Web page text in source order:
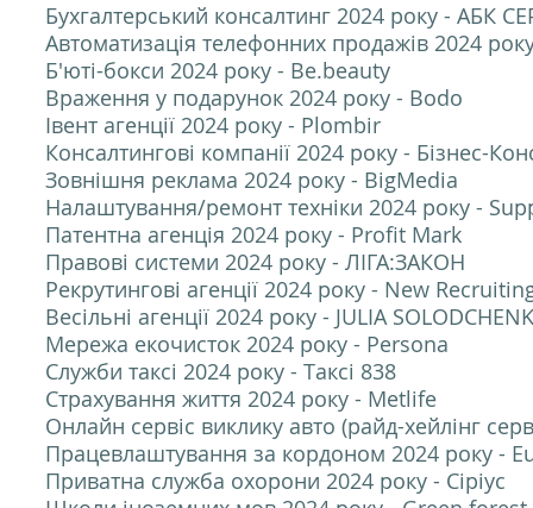
Бухгалтерський консалтинг 2024 року - АБК
Автоматизація телефонних продажів 2024
Б'юті-бокси 2024 року - Be.beauty
Враження у подарунок 2024 року - Bodo
Івент агенції 2024 року - Plombir
Консалтингові компанії 2024 року - Бізнес-
Зовнішня реклама 2024 року - BigMedia
Налаштування/ремонт техніки 2024 року -
Патентна агенція 2024 року - Profit Mark
Правові системи 2024 року - ЛІГА:ЗАКОН
Рекрутингові агенції 2024 року - New
Весільні агенції 2024 року - JULIA
Мережа екочисток 2024 року - Persona
Служби таксі 2024 року - Таксі 838
Страхування життя 2024 року - Metlife
Онлайн сервіс виклику авто (райд-хейлінг
Працевлаштування за кордоном 2024 року -
Приватна служба охорони 2024 року - Сіріус